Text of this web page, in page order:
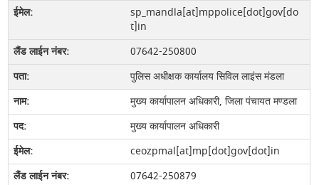
sp_mandla[at]mppolice[dot]gov[do
t]in
07642-250800
पुलिस अधीक्षक कार्यालय सिविल लाइंस मंडला
मुख्‍य कार्यापालन अधिकारी, जिला पंचायत मण्‍डला
मुख्य कार्यापालन अधिकारी
ceozpmal[at]mp[dot]gov[dot]in
07642-250879